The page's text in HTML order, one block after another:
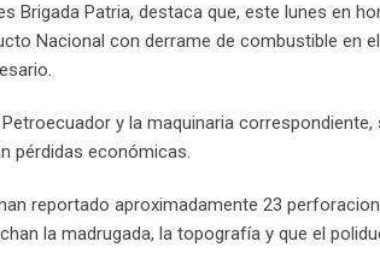
Brigada Patria, destaca que, este lunes en
Nacional con derrame de combustible en
y la maquinaria
pérdidas económicas.
reportado aproximadamente 23
la madrugada, la topografía y que el